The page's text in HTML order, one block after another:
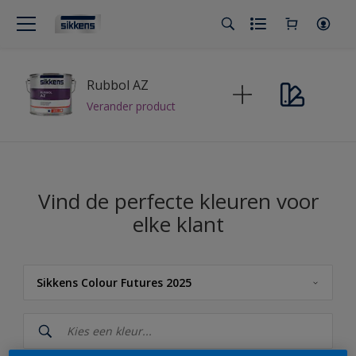
Rubbol AZ
Verander product
Vind de perfecte kleuren voor
elke klant
Sikkens Colour Futures 2025
Sikkens